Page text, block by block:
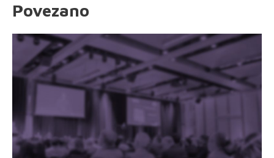
Povezano